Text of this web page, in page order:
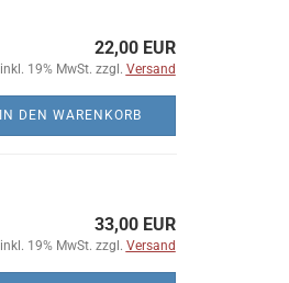
22,00 EUR
inkl. 19% MwSt. zzgl. Versand
IN DEN WARENKORB
33,00 EUR
inkl. 19% MwSt. zzgl. Versand